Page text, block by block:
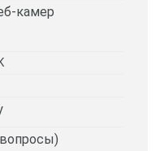
камер